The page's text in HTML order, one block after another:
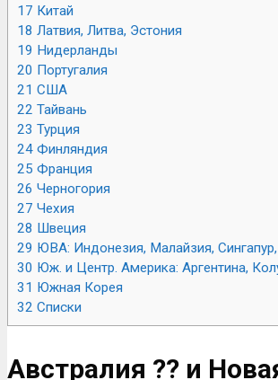
17 Китай
18 Латвия, Литва, Эстония
19 Нидерланды
20 Португалия
21 США
22 Тайвань
23 Турция
24 Финляндия
25 Франция
26 Черногория
27 Чехия
28 Швеция
29 ЮВА: Индонезия, Малайзия,
30 Юж. и Центр. Америка: Аргентина,
31 Южная Корея
32 Списки
Австралия ?? и